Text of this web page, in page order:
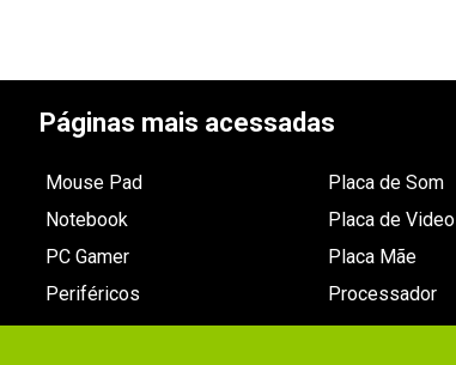
Páginas mais acessadas
Mouse Pad
Notebook
PC Gamer
Periféricos
Placa de Som
Placa de Video
Placa Mãe
Processador